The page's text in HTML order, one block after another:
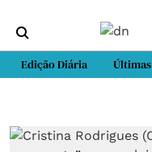
Edição Diária Últimas